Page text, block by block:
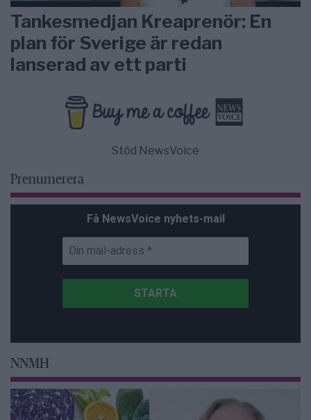
Tankesmedjan Kreaprenör: En
plan för Sverige är redan
lanserad av ett parti
Stöd NewsVoice
Prenumerera
Få NewsVoice nyhets-mail
NNMH